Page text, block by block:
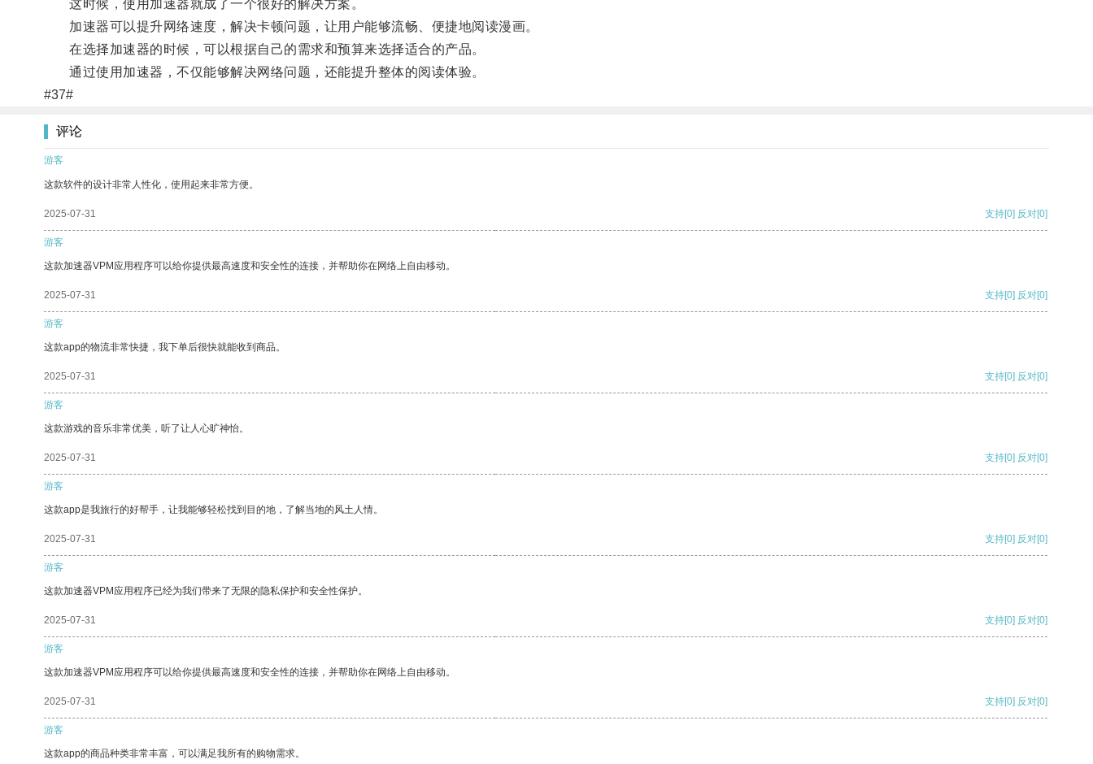
这时候，使用加速器就成了一个很好的解决方案。
加速器可以提升网络速度，解决卡顿问题，让用户能够流畅、便捷地阅读漫画。
在选择加速器的时候，可以根据自己的需求和预算来选择适合的产品。
通过使用加速器，不仅能够解决网络问题，还能提升整体的阅读体验。
#37#
评论
游客
这款软件的设计非常人性化，使用起来非常方便。
2025-07-31 支持[0] 反对[0]
游客
这款加速器VPM应用程序可以给你提供最高速度和安全性的连接，并帮助你在网络上自由移动。
2025-07-31 支持[0] 反对[0]
游客
这款app的物流非常快捷，我下单后很快就能收到商品。
2025-07-31 支持[0] 反对[0]
游客
这款游戏的音乐非常优美，听了让人心旷神怡。
2025-07-31 支持[0] 反对[0]
游客
这款app是我旅行的好帮手，让我能够轻松找到目的地，了解当地的风土人情。
2025-07-31 支持[0] 反对[0]
游客
这款加速器VPM应用程序已经为我们带来了无限的隐私保护和安全性保护。
2025-07-31 支持[0] 反对[0]
游客
这款加速器VPM应用程序可以给你提供最高速度和安全性的连接，并帮助你在网络上自由移动。
2025-07-31 支持[0] 反对[0]
游客
这款app的商品种类非常丰富，可以满足我所有的购物需求。